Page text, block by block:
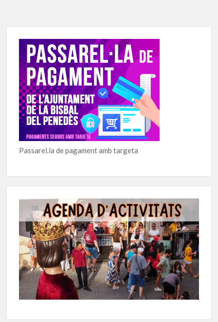
Passarel.la de pagament amb targeta